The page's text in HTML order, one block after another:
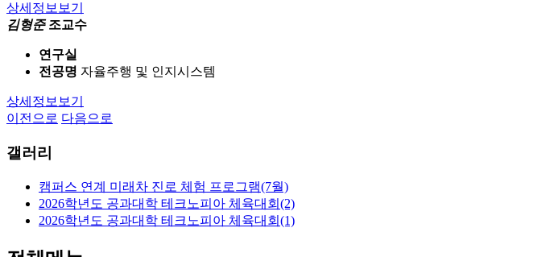
상세정보보기
김형준조교수
연구실
전공명 자율주행 및 인지시스템
상세정보보기
이전으로 다음으로
갤러리
캠퍼스 연계 미래차 진로 체험 프로그램(7월)
2026학년도 공과대학 테크노피아 체육대회(2)
2026학년도 공과대학 테크노피아 체육대회(1)